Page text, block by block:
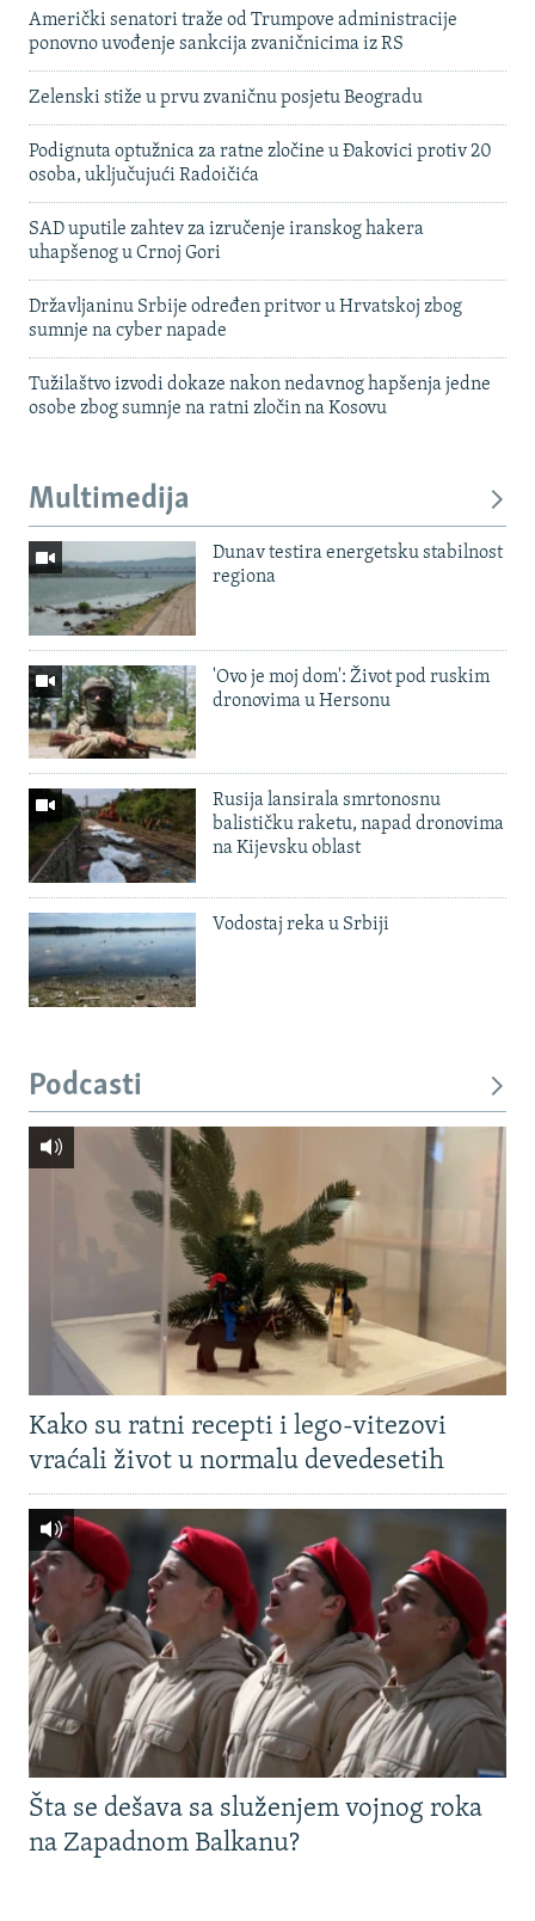
Američki senatori traže od Trumpove administracije
ponovno uvođenje sankcija zvaničnicima iz RS
Zelenski stiže u prvu zvaničnu posjetu Beogradu
Podignuta optužnica za ratne zločine u Đakovici protiv 20
osoba, uključujući Radoičića
SAD uputile zahtev za izručenje iranskog hakera
uhapšenog u Crnoj Gori
Državljaninu Srbije određen pritvor u Hrvatskoj zbog
sumnje na cyber napade
Tužilaštvo izvodi dokaze nakon nedavnog hapšenja jedne
osobe zbog sumnje na ratni zločin na Kosovu
Multimedija
Dunav testira energetsku stabilnost
regiona
'Ovo je moj dom': Život pod ruskim
dronovima u Hersonu
Rusija lansirala smrtonosnu
balističku raketu, napad dronovima
na Kijevsku oblast
Vodostaj reka u Srbiji
Podcasti
Kako su ratni recepti i lego-vitezovi
vraćali život u normalu devedesetih
Šta se dešava sa služenjem vojnog roka
na Zapadnom Balkanu?